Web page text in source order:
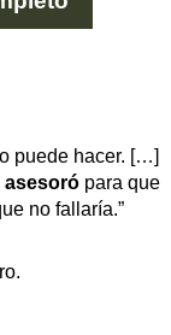
puede hacer. […]
asesoró para que
no fallaría.”